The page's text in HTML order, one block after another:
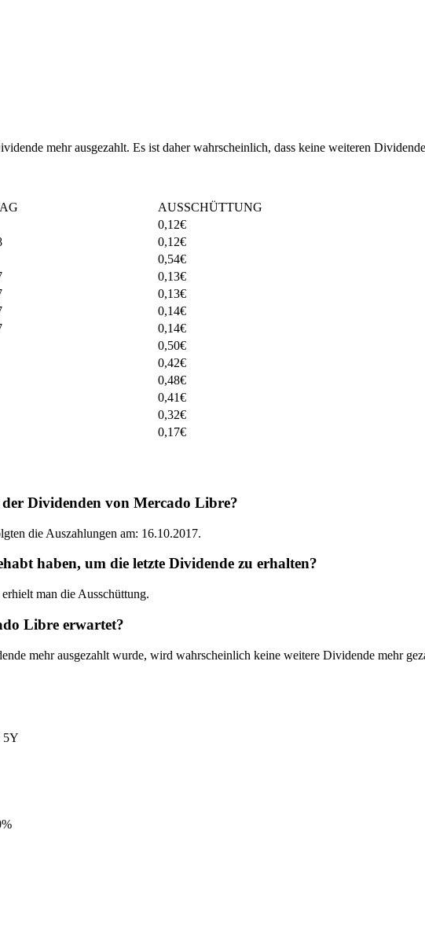
mehr ausgezahlt. Es ist daher wahrscheinlich, dass keine weiteren
AUSSCHÜTTUNG
0,12€
0,12€
0,54€
0,13€
0,13€
0,14€
0,14€
0,50€
0,42€
0,48€
0,41€
0,32€
0,17€
Dividenden von Mercado Libre?
die Auszahlungen am: 16.10.2017.
haben, um die letzte Dividende zu erhalten?
man die Ausschüttung.
Libre erwartet?
mehr ausgezahlt wurde, wird wahrscheinlich keine weitere Dividende mehr
5Y